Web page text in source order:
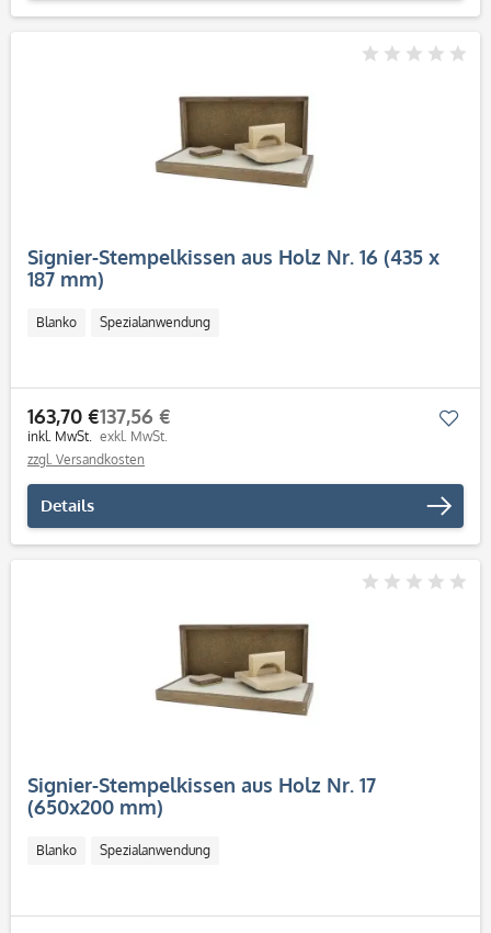
Signier-Stempelkissen aus Holz Nr. 16 (435 x
187 mm)
Blanko Spezialanwendung
163,70 €
inkl. MwSt.
137,56 €
exkl. MwSt.
zzgl. Versandkosten
Details
Signier-Stempelkissen aus Holz Nr. 17
(650x200 mm)
Blanko Spezialanwendung